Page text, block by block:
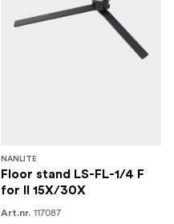
NANLITE
Floor stand LS-FL-1/4 F
for II 15X/30X
Art.nr. 117087